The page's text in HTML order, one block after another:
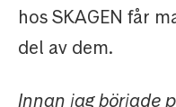
hos SKAGEN får
del av dem.
Innan jag började